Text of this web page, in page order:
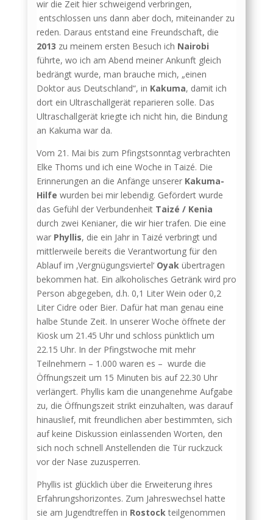
wir die Zeit hier schweigend verbringen,
entschlossen uns dann aber doch, miteinander zu
reden. Daraus entstand eine Freundschaft, die
2013 zu meinem ersten Besuch ich Nairobi
führte, wo ich am Abend meiner Ankunft gleich
bedrängt wurde, man brauche mich, „einen
Doktor aus Deutschland“, in Kakuma, damit ich
dort ein Ultraschall­gerät reparieren solle. Das
Ultraschallgerät kriegte ich nicht hin, die Bindung
an Kakuma war da.
Vom 21. Mai bis zum Pfingstsonntag verbrachten
Elke Thoms und ich eine Woche in Taizé. Die
Erinnerungen an die Anfänge unserer Kakuma-
Hilfe wurden bei mir lebendig. Gefördert wurde
das Gefühl der Verbundenheit Taizé / Kenia
durch zwei Kenianer, die wir hier trafen. Die eine
war Phyllis, die ein Jahr in Taizé verbringt und
mittlerweile bereits die Verantwortung für den
Ablauf im ‚Vergnügungsviertel‘ Oyak übertragen
bekommen hat. Ein alkoholisches Getränk wird pro
Person abgegeben, d.h. 0,1 Liter Wein oder 0,2
Liter Cidre oder Bier. Dafür hat man genau eine
halbe Stunde Zeit. In unserer Woche öffnete der
Kiosk um 21.45 Uhr und schloss pünktlich um
22.15 Uhr. In der Pfingstwoche mit mehr
Teilnehmern – 1.000 waren es – wurde die
Öffnungszeit um 15 Minuten bis auf 22.30 Uhr
verlängert. Phyllis kam die unangenehme Aufgabe
zu, die Öffnungszeit strikt einzuhalten, was darauf
hinauslief, mit freundlichen aber bestimmten, sich
auf keine Diskussion einlassenden Worten, den
sich noch schnell Anstellenden die Tür ruckzuck
vor der Nase zuzusperren.
Phyllis ist glücklich über die Erweiterung ihres
Erfahrungshorizontes. Zum Jahreswechsel hatte
sie am Jugendtreffen in Rostockteilgenommen